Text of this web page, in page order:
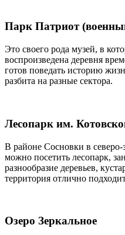
Парк Патриот
Это своего рода музей, в
воспроизведена деревня
готов поведать историю
разбита на разные сектора.
Лесопарк им.
В районе Сосновки в северо-
можно посетить лесопарк,
разнообразие деревьев,
территория отлично
Озеро Зеркальное